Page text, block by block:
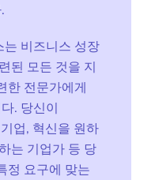
는 비즈니스 성장
된 모든 것을 지
한 전문가에게
. 당신이
업, 혁신을 원하
는 기업가 등 당
정 요구에 맞는